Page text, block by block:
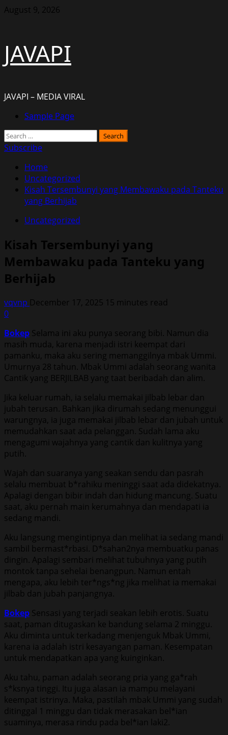
Skip
August 9, 2026
JAVAPI
JAVAPI – MEDIA VIRAL
PrimarySample Page
Search
for:
Subscribe
Home
Uncategorized
Kisah Tersembunyi yang Membawaku pada Tanteku
yang Berhijab
Uncategorized
Kisah Tersembunyi yang
Membawaku pada Tanteku yang
Berhijab
vqvnp December 17, 2025 15 minutes read
0
Bokep Selama ini aku punya seorang bibi. Namun dia
masih muda, karena menjadi istri keempat dari
pamanku, maka aku sering memanggilnya mbak Ummi.
Umurnya 28 tahun. Mbak Ummi adalah seorang wanita
Cantik yang BERJILBAB yang taat beribadah dan alim.
Jika keluar rumah, ia selalu memakai jilbab lebar dan
jubah terusan. Bahkan jika dirumah sedang menunggui
warungnya, ia juga memakai jilbab lebar dan jubah untuk
memudahkan saat ada pelanggan. Sudah lama aku
mengagumi wajahnya yang cantik dan kulitnya yang
putih.
Wajah dan suaranya yang seakan sendu dan pasrah
selalu membuat b*rahiku meninggi saat ada didekatnya.
Apalagi dengan bibir indah dan hidung mancung. Suatu
saat, aku pernah main kerumahnya dan mendapati ia
sedang mandi.
Aku langsung mengintipnya dan melihat ia sedang mandi
sambil bermast*rbasi. D*sahan2nya membuatku panas
dingin. Apalagi sembari melihat tubuhnya yang putih
montok tanpa sehelai benangpun. Namun entah
mengapa, aku lebih ter*ngs*ng jika melihat ia memakai
jilbab dan jubah panjangnya.
Bokep Sensasi yang terjadi seakan lebih erotis. Suatu
saat, paman ditugaskan ke bandung selama 2 minggu.
Aku diminta untuk terkadang menjenguk Mbak Ummi,
karena ia adalah istri kesayangan paman. Kesempatan
untuk mendapatkan apa yang kuinginkan.
Aku tahu, paman adalah seorang pria yang ga*rah
s*ksnya tinggi. Itu juga alasan ia mampu melayani
keempat istrinya. Maka, pastilah mbak Ummi yang sudah
ditinggal 1 minggu dan tidak merasakan bel*ian
suaminya, merasa rindu pada bel*ian laki2.